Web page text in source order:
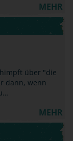
MEHR
über "die
dann, wenn
MEHR